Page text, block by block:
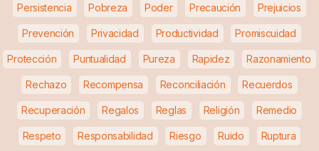
Persistencia Pobreza Poder Precaución Prejuicios
Prevención Privacidad Productividad Promiscuidad
Protección Puntualidad Pureza Rapidez Razonamiento
Rechazo Recompensa Reconciliación Recuerdos
Recuperación Regalos Reglas Religión Remedio
Respeto Responsabilidad Riesgo Ruido Ruptura